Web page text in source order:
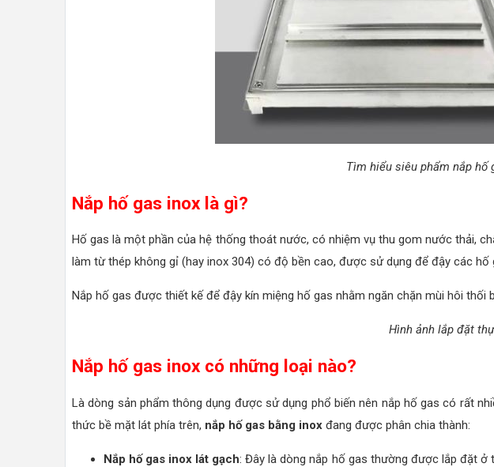
Tìm hiểu siêu phẩm nắp hố
Nắp hố gas inox là gì?
Hố gas là một phần của hệ thống thoát nước, có nhiệm vụ thu gom nước thải,
làm từ thép không gỉ (hay inox 304) có độ bền cao, được sử dụng để đậy các
Nắp hố gas được thiết kế để đậy kín miệng hố gas nhằm ngăn chặn mùi hôi
Hình ảnh lắp đặt
Nắp hố gas inox có những loại nào?
Là dòng sản phẩm thông dụng được sử dụng phổ biến nên nắp hố gas có rất
thức bề mặt lát phía trên, nắp hố gas bằng inox đang được phân chia thành:
Nắp hố gas inox lát gạch: Đây là dòng nắp hố gas thường được lắp đặt